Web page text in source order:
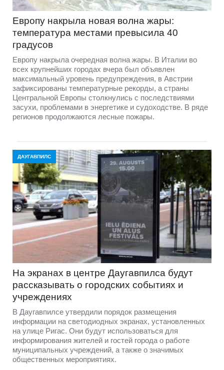
Европу накрыла новая волна жары:
температура местами превысила 40
градусов
Европу накрыла очередная волна жары. В Италии во
всех крупнейших городах вчера был объявлен
максимальный уровень предупреждения, в Австрии
зафиксированы температурные рекорды, а страны
Центральной Европы столкнулись с последствиями
засухи, проблемами в энергетике и судоходстве. В ряде
регионов продолжаются лесные пожары.
ДАУГАВПИЛС
На экранах в центре Даугавпилса будут
рассказывать о городских событиях и
учреждениях
В Даугавпилсе утвердили порядок размещения
информации на светодиодных экранах, установленных
на улице Ригас. Они будут использоваться для
информирования жителей и гостей города о работе
муниципальных учреждений, а также о значимых
общественных мероприятиях.